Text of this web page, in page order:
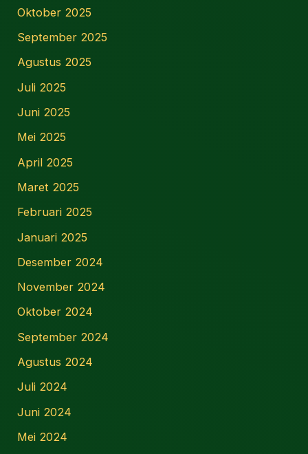
Oktober 2025
September 2025
Agustus 2025
Juli 2025
Juni 2025
Mei 2025
April 2025
Maret 2025
Februari 2025
Januari 2025
Desember 2024
November 2024
Oktober 2024
September 2024
Agustus 2024
Juli 2024
Juni 2024
Mei 2024